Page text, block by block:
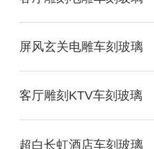
屏风玄关电雕车刻玻璃
客厅雕刻KTV车刻玻璃
超白长虹酒店车刻玻璃